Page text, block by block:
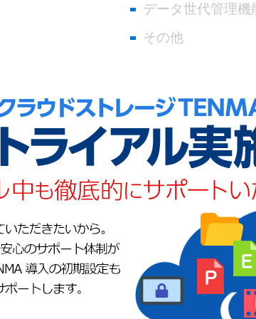
データ世代管理機
その他